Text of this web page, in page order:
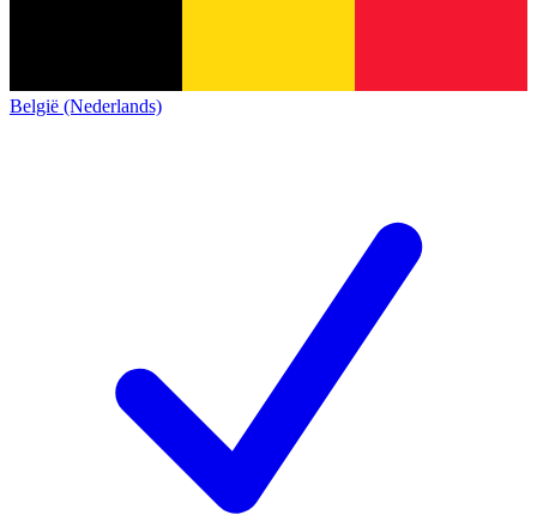
België (Nederlands)